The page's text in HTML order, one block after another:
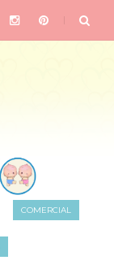
COMERCIAL